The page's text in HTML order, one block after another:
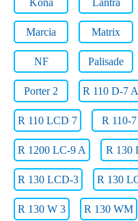
Kona Lantra
Marcia Matrix
NF Palisade
Porter 2 R 110 D-7 A
R 110 LCD 7 R 110-7
R 1200 LC-9 A R 130
R 130 LCD-3 R 130
R 130 W 3 R 130 WM